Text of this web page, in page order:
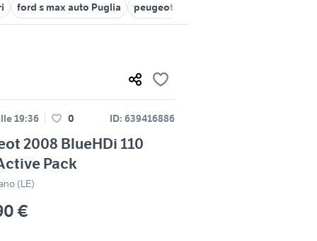
ford s max auto Puglia peugeot barletta
19:36 0 ID: 639416886
2008 BlueHDi 110
Pack
(LE)
€